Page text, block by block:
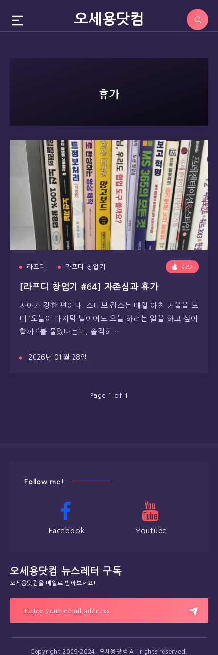
오세용닷컴
휴가
라프디 라프디 창업기 982
[라프디 창업기 #64] 자존심과 휴가
자아가 강한 편이다. 스티브 잡스는 매일 아침 거울을 보
며 ‘오늘이 마지막 날이어도 오늘 하려는 일을 하고 싶어
할까?’를 물었다는데, 솔직히…
2026년 01월 28일
Page 1 of 1
Follow me!
Facebook Youtube
오세용닷컴 뉴스레터 구독
오세용닷컴을 메일로 받아보세요!
Copyright 2009-2024. 오세용닷컴 All rights reserved.